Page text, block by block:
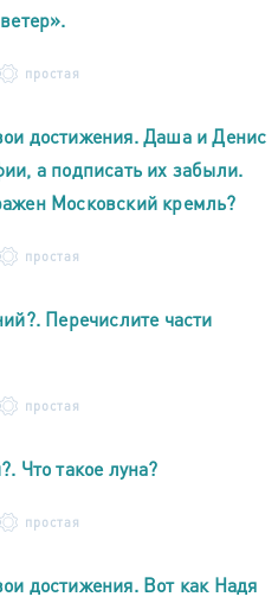
простая
достижения. Даша и Денис
а подписать их забыли.
Московский кремль?
простая
Перечислите части
простая
Что такое луна?
простая
достижения. Вот как Надя